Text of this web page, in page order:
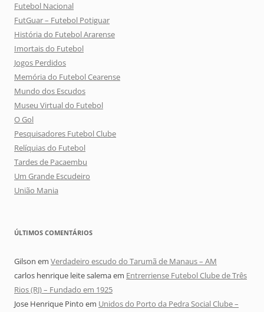
Futebol Nacional
FutGuar – Futebol Potiguar
História do Futebol Ararense
Imortais do Futebol
Jogos Perdidos
Memória do Futebol Cearense
Mundo dos Escudos
Museu Virtual do Futebol
O Gol
Pesquisadores Futebol Clube
Relíquias do Futebol
Tardes de Pacaembu
Um Grande Escudeiro
União Mania
ÚLTIMOS COMENTÁRIOS
Gilson em Verdadeiro escudo do Tarumã de Manaus – AM
carlos henrique leite salemaem Entrerriense Futebol Clube de Três
Rios (RJ) – Fundado em 1925
Jose Henrique Pinto em Unidos do Porto da Pedra Social Clube –